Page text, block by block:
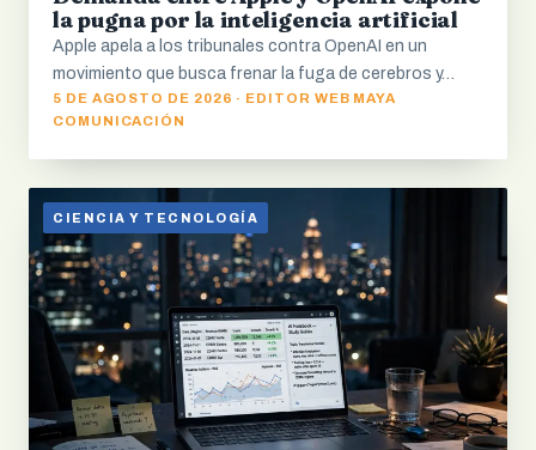
la pugna por la inteligencia artificial
Apple apela a los tribunales contra OpenAI en un
movimiento que busca frenar la fuga de cerebros y…
5 DE AGOSTO DE 2026 · EDITOR WEB MAYA
COMUNICACIÓN
CIENCIA Y TECNOLOGÍA